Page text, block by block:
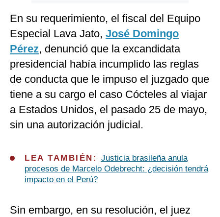
En su requerimiento, el fiscal del Equipo
Especial Lava Jato, José Domingo
Pérez, denunció que la excandidata
presidencial había incumplido las reglas
de conducta que le impuso el juzgado que
tiene a su cargo el caso Cócteles al viajar
a Estados Unidos, el pasado 25 de mayo,
sin una autorización judicial.
LEA TAMBIÉN: Justicia brasileña anula
procesos de Marcelo Odebrecht: ¿decisión tendrá
impacto en el Perú?
Sin embargo, en su resolución, el juez